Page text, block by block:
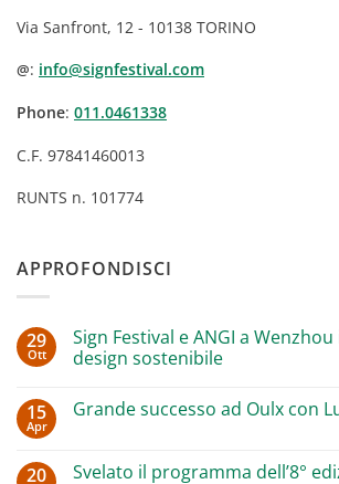
Via Sanfront, 12 - 10138 TORINO
@: info@signfestival.com
Phone: 011.0461338
C.F. 97841460013
RUNTS n. 101774
APPROFONDISCI
29
Ott
Sign Festival e ANGI a
design sostenibile
su
ANGI
15
Apr
Grande successo ad Oulx con
Grande
20
Svelato il programma dell’8°